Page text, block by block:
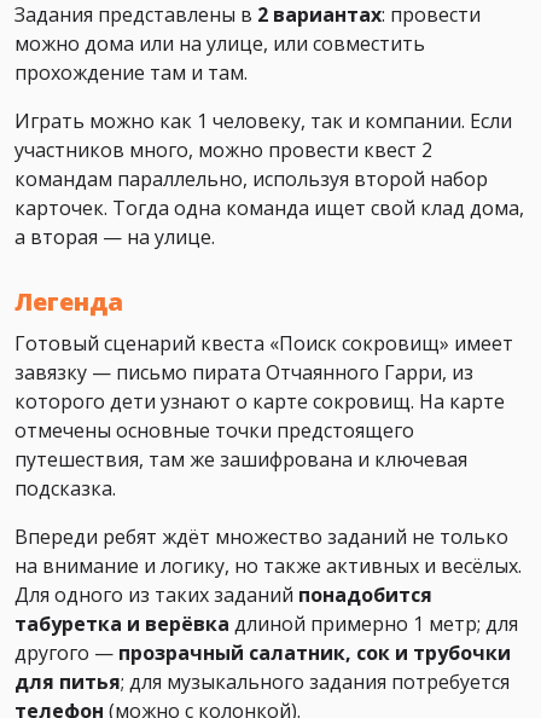
Задания представлены в 2 вариантах: провести
можно дома или на улице, или совместить
прохождение там и там.
Играть можно как 1 человеку, так и компании. Если
участников много, можно провести квест 2
командам параллельно, используя второй набор
карточек. Тогда одна команда ищет свой клад дома,
а вторая — на улице.
Легенда
Готовый сценарий квеста «Поиск сокровищ» имеет
завязку — письмо пирата Отчаянного Гарри, из
которого дети узнают о карте сокровищ. На карте
отмечены основные точки предстоящего
путешествия, там же зашифрована и ключевая
подсказка.
Впереди ребят ждёт множество заданий не только
на внимание и логику, но также активных и весёлых.
Для одного из таких заданий понадобится
табуретка и верёвка длиной примерно 1 метр; для
другого — прозрачный салатник, сок и трубочки
для питья; для музыкального задания потребуется
телефон (можно с колонкой).